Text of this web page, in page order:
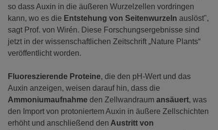
so dass Auxin in die äußeren Wurzelzellen vordringen
kann, wo es die Entstehung von Seitenwurzeln auslöst",
sagt Prof. von Wirén. Diese Forschungsergebnisse sind
jetzt in der wissenschaftlichen Zeitschrift „Nature Plants“
veröffentlicht worden.
Fluoreszierende Proteine, die den pH-Wert und das
Auxin anzeigen, weisen darauf hin, dass die
Ammoniumaufnahme den Zellwandraum ansäuert, was
den Import von protoniertem Auxin in äußere Zellschichten
erhöht und anschließend den Austritt von